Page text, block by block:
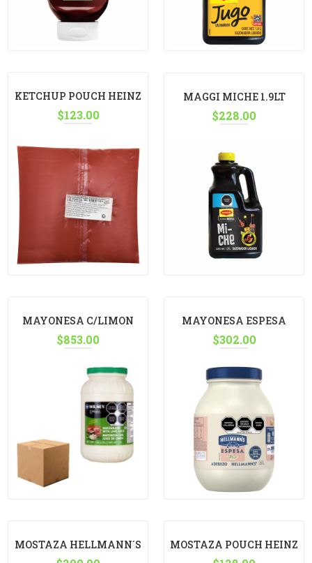
KETCHUP POUCH HEINZ
3KG
$123.00
MAGGI MICHE 1.9LT
$228.00
MAYONESA C/LIMON
VERDE WILSEY 3.79 LT,
$853.00
MAYONESA ESPESA
HELLMANN´S 3.8KG
$302.00
MOSTAZA HELLMANN´S
MOSTAZA POUCH HEINZ